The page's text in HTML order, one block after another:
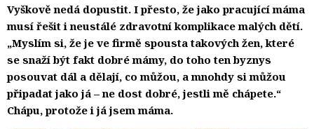
Vyškově nedá dopustit. I přesto, že jako pracující máma
musí řešit i neustálé zdravotní komplikace malých dětí.
„Myslím si, že je ve firmě spousta takových žen, které
se snaží být fakt dobré mámy, do toho ten byznys
posouvat dál a dělají, co můžou, a mnohdy si můžou
připadat jako já – ne dost dobré, jestli mě chápete.“
Chápu, protože i já jsem máma.